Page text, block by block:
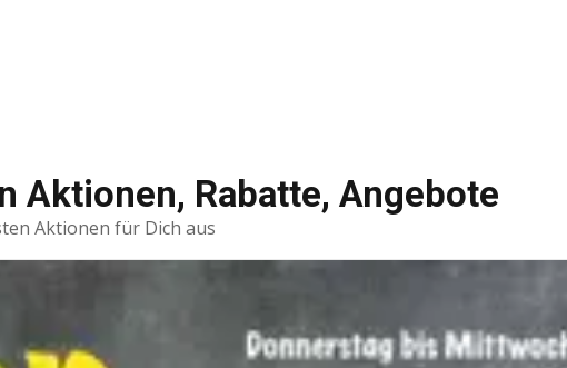
Aktionen, Rabatte, Angebote
Aktionen für Dich aus